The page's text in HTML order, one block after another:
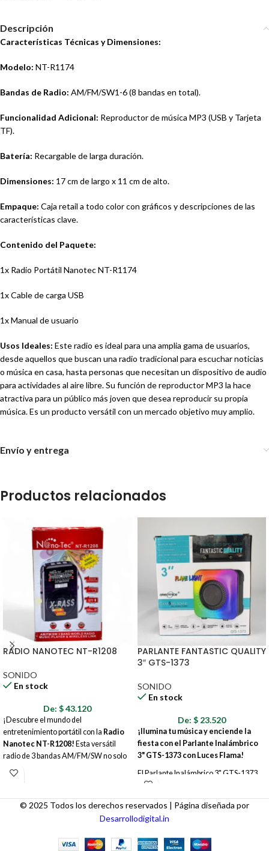
Descripción
Características Técnicas y Dimensiones:
Modelo: NT-R1174
Bandas de Radio: AM/FM/SW1-6 (8 bandas en total).
Funcionalidad Adicional: Reproductor de música MP3 (USB y Tarjeta
TF).
Batería: Recargable de larga duración.
Dimensiones: 17 cm de largo x 11 cm de alto.
Empaque: Caja retail a todo color con gráficos y descripciones de las
características clave.
Contenido del Paquete:
1x Radio Portátil Nanotec NT-R1174
1x Cable de carga USB
1x Manual de usuario
Usos Ideales: Este radio es ideal para una amplia gama de usuarios,
desde aquellos que buscan una radio tradicional para escuchar noticias
o música en casa, hasta personas que necesitan un dispositivo de audio
para actividades al aire libre. Su función de reproductor MP3 la hace
atractiva para un público más joven que desea reproducir su propia
música. Es un producto versátil con un mercado objetivo muy amplio.
Envío y entrega
Productos relacionados
RADIO NANOTEC NT-R1208
SONIDO
En stock
De: $43.120
¡Descubre el mundo del
entretenimiento portátil con la Radio
Nanotec NT-R1208! Esta versátil
radio de 3 bandas AM/FM/SW no solo
te permite sintonizar tus estaciones
música con múltiples opciones de
conectividad. ¡Prepárate para disfrutar
PARLANTE FANTASTIC QUALITY
3″ GTS-1373
SONIDO
En stock
De: $ 23.520
¡Ilumina tu música y enciende la
fiesta con el Parlante Inalámbrico
3" GTS-1373 con Luces Flama!
El Parlante Inalámbrico 3" GTS-1373
con Luces Flama es la combinación
perfecta de audio excepcional y
espectáculo visual. Llévalo contigo y
haz que cada momento sea una
© 2025 Todos los derechos reservados | Página diseñada por
Desarrollodigital.in